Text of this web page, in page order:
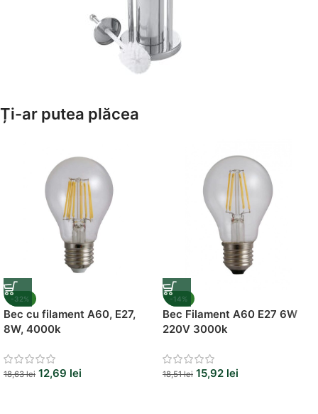
Suporți Hârtie Igenică
Ți-ar putea plăcea
-32%
Bec cu filament A60, E27,
8W, 4000k
18,63lei 12,69 lei
-14%
Bec Filament A60 E27 6W
220V 3000k
18,51lei 15,92 lei